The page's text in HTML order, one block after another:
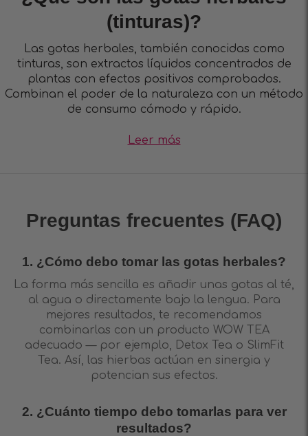
(tinturas)?
Las gotas herbales, también conocidas como
tinturas, son extractos líquidos concentrados de
plantas con efectos positivos comprobados.
Combinan el poder de la naturaleza con un método
de consumo cómodo y rápido.
Leer más
Preguntas frecuentes (FAQ)
1. ¿Cómo debo tomar las gotas herbales?
La forma más sencilla es añadir unas gotas al té,
al agua o directamente bajo la lengua. Para
mejores resultados, te recomendamos
combinarlas con un producto WOW TEA
adecuado — por ejemplo, Detox Tea o SlimFit
Tea. Así, las hierbas actúan en sinergia y
potencian sus efectos.
2. ¿Cuánto tiempo debo tomarlas para ver
resultados?